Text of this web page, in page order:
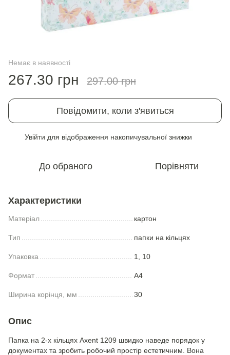
Немає в наявності
267.30 грн 297.00 грн
Повідомити, коли з'явиться
Увійти для відображення накопичувальної знижки
До обраного Порівняти
Характеристики
Матеріал картон
Тип папки на кільцях
Упаковка 1, 10
Формат A4
Ширина корінця, мм 30
Опис
Папка на 2-х кільцях Axent 1209 швидко наведе порядок у
документах та зробить робочий простір естетичним. Вона